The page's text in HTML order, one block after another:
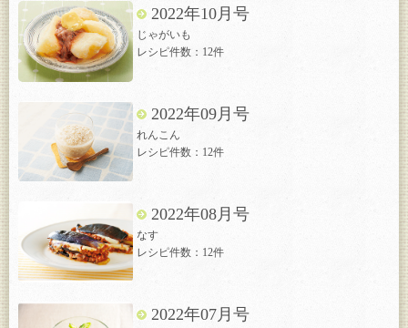
2022年10月号
じゃがいも
レシピ件数：12件
2022年09月号
れんこん
レシピ件数：12件
2022年08月号
なす
レシピ件数：12件
2022年07月号